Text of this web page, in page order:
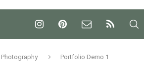
Photography Portfolio Demo 1